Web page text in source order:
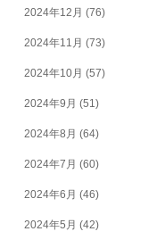
2024年12月 (76)
2024年11月 (73)
2024年10月 (57)
2024年9月 (51)
2024年8月 (64)
2024年7月 (60)
2024年6月 (46)
2024年5月 (42)